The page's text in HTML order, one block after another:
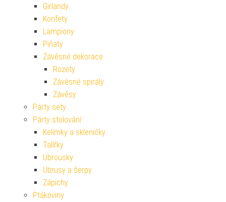
Girlandy
Konfety
Lampiony
Piňaty
Závěsné dekorace
Rozety
Závěsné spirály
Závěsy
Párty sety
Párty stolování
Kelímky a skleničky
Talířky
Ubrousky
Ubrusy a šerpy
Zápichy
Ptákoviny